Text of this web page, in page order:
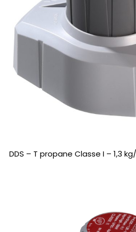
DDS – T propane Classe I – 1,3